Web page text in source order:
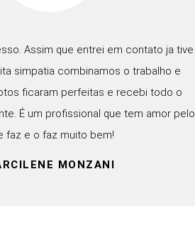
Assim que entrei em contato ja tive
simpatia combinamos o trabalho e
ficaram perfeitas e recebi todo o
É um profissional que tem amor pelo
faz e o faz muito bem!
MONZANI